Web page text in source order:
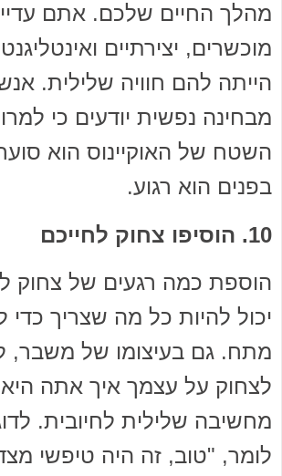
מהלך החיים שלכם. אתם
מוכשרים, יצירתיים
הייתה להם חוויה שלילית.
מבחינה נפשית יודעים כי
השטח של האוקיינוס ​​הוא
בפנים הוא רגוע.
10. הוסיפו צחוק לחייכם
הוספת כמה רגעים של צחוק
יכול להיות כל מה שצריך
מתח. גם בעיצומו של משבר,
לצחוק על עצמך איך אתה
מחשיבה שלילית לחיובית.
לומר, "טוב, זה היה טיפשי